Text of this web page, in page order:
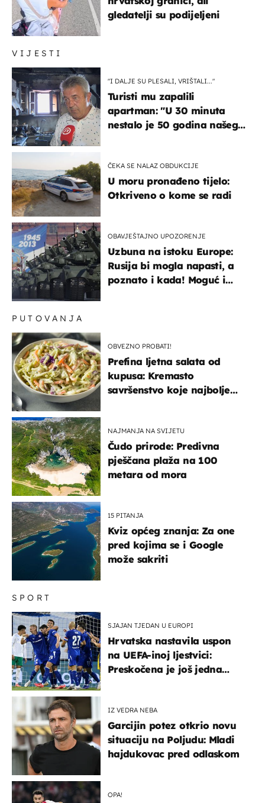
VIJESTI
"I DALJE SU PLESALI, VRIŠTALI..."
Turisti mu zapalili
apartman: "U 30 minuta
nestalo je 50 godina našeg
ČEKA SE NALAZ OBDUKCIJE
U moru pronađeno tijelo:
Otkriveno o kome se radi
OBAVJEŠTAJNO UPOZORENJE
Uzbuna na istoku Europe:
Rusija bi mogla napasti, a
poznato i kada! Moguć i
gledatelji su podijeljeni
SPORT
SJAJAN TJEDAN U EUROPI
Hrvatska nastavila uspon
na UEFA-inoj ljestvici:
Preskočena je još jedna
IZ VEDRA NEBA
Garcijin potez otkrio novu
situaciju na Poljudu: Mladi
hajdukovac pred odlaskom
OPA!
PUTOVANJA
OBVEZNO PROBATI!
Prefina ljetna salata od
kupusa: Kremasto
savršenstvo koje najbolje
NAJMANJA NA SVIJETU
Čudo prirode: Predivna
pješčana plaža na 100
metara od mora
15 PITANJA
Kviz općeg znanja: Za one
pred kojima se i Google
može sakriti